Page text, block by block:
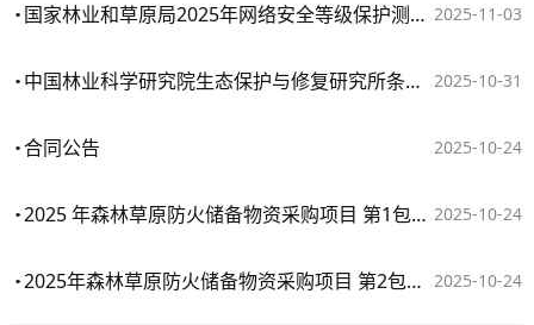
2025-11-03
国家林业和草原局2025年网络安全等级保护测评项目
2025-10-31
中国林业科学研究院生态保护与修复研究所条件专项-生态所科研基础设施升级改造项目合同公告
2025-10-24
合同公告
2025-10-24
2025 年森林草原防火储备物资采购项目 第1包：消防水带（30-40-30）
2025-10-24
2025年森林草原防火储备物资采购项目 第2包：消防水带（80-40-30）